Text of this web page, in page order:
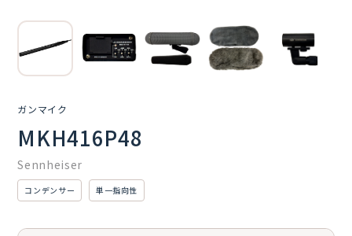
ガンマイク
MKH416P48
Sennheiser
コンデンサー 単一指向性